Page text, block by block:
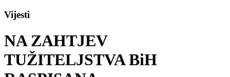
Vijesti
NA ZAHTJEV
TUŽITELJSTVA BiH